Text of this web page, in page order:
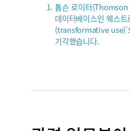
톰슨 로이터(Thomson
데이터베이스인 웨스
(transformative use)’
기각했습니다.